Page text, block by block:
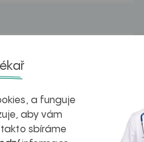
a funguje
aby vám
sbíráme